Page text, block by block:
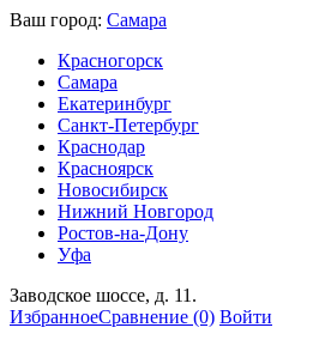
Ваш город: Самара
Красногорск
Самара
Екатеринбург
Санкт-Петербург
Краснодар
Красноярск
Новосибирск
Нижний Новгород
Ростов-на-Дону
Уфа
Заводское шоссе, д. 11.
ИзбранноеСравнение (0) Войти